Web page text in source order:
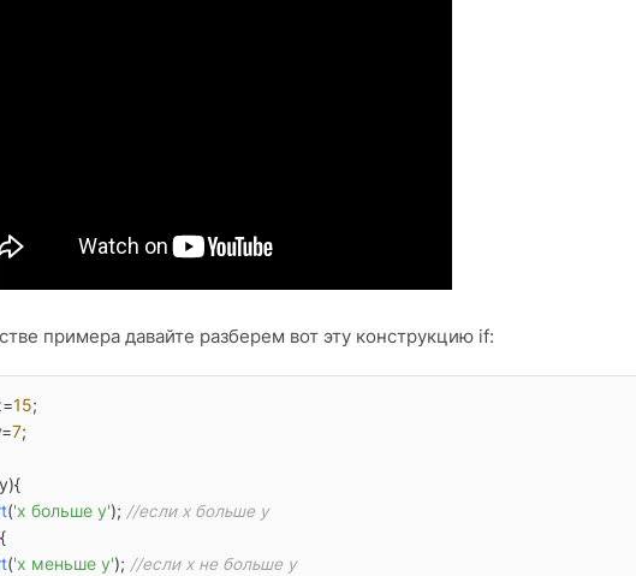
примера давайте разберем вот эту конструкцию if:
15
7;
('x больше y'); //если x больше у
{
('x меньше y'); //если х не больше у